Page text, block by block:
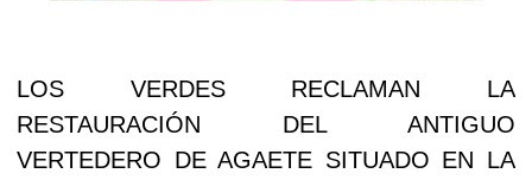
LOS VERDES RECLAMAN LA
RESTAURACIÓN DEL ANTIGUO
VERTEDERO DE AGAETE SITUADO EN LA